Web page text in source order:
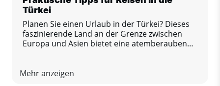
Türkei
Planen Sie einen Urlaub in der Türkei? Dieses
faszinierende Land an der Grenze zwischen
Europa und Asien bietet eine atemberaubende
in vollen Zügen genießen und keine bösen
Mehr anzeigen